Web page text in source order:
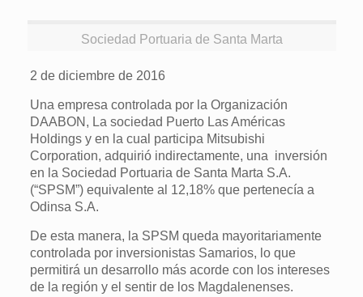
Sociedad Portuaria de Santa Marta
2 de diciembre de 2016
Una empresa controlada por la Organización
DAABON, La sociedad Puerto Las Américas
Holdings y en la cual participa Mitsubishi
Corporation, adquirió indirectamente, una inversión
en la Sociedad Portuaria de Santa Marta S.A.
(“SPSM”) equivalente al 12,18% que pertenecía a
Odinsa S.A.
De esta manera, la SPSM queda mayoritariamente
controlada por inversionistas Samarios, lo que
permitirá un desarrollo más acorde con los intereses
de la región y el sentir de los Magdalenenses.